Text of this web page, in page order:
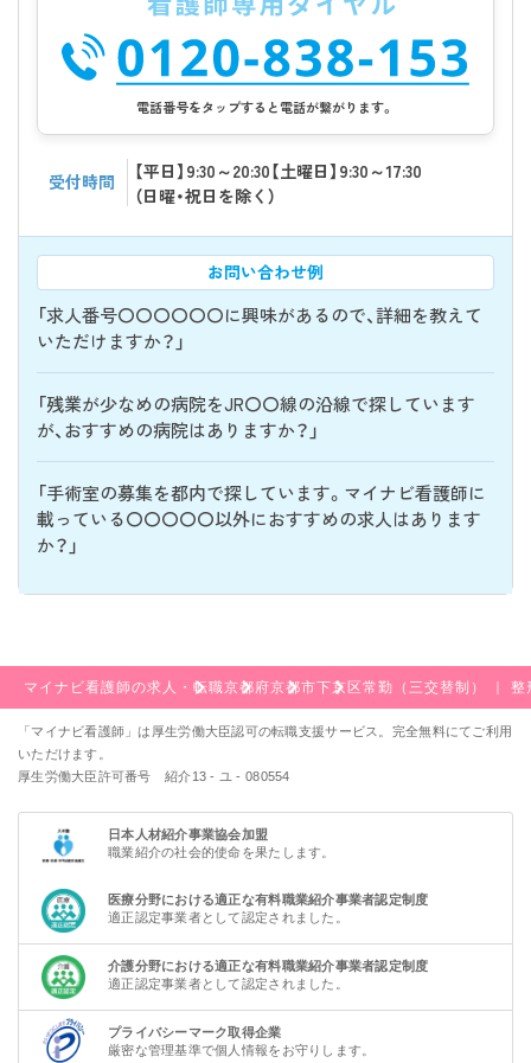
電話番号をタップすると電話が繋がります。
受付時間
【平日】9:30～20:30【土曜日】9:30～17:30
（日曜・祝日を除く）
お問い合わせ例
「求人番号〇〇〇〇〇〇に興味があるので、詳細を教えて
いただけますか？」
「残業が少なめの病院をJR〇〇線の沿線で探しています
が、おすすめの病院はありますか？」
「手術室の募集を都内で探しています。マイナビ看護師に
載っている〇〇〇〇〇以外におすすめの求人はあります
か？」
マイナビ看護師の求人・転職京都府京都市下京区常勤（三交替制） ｜
「マイナビ看護師」は厚生労働大臣認可の転職支援サービス。完全無料にてご利用
いただけます。
厚生労働大臣許可番号 紹介13 - ユ - 080554
日本人材紹介事業協会加盟
職業紹介の社会的使命を果たします。
医療分野における適正な有料職業紹介事業者認定制度
適正認定事業者として認定されました。
介護分野における適正な有料職業紹介事業者認定制度
適正認定事業者として認定されました。
プライバシーマーク取得企業
厳密な管理基準で個人情報をお守りします。